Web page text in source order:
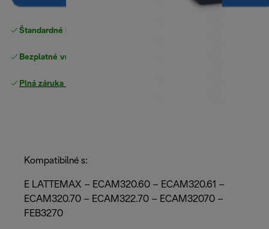
Štandardné bezplatné doručenie
Bezplatné vrátenie tovaru
Plná záruka výrobcu
Kompatibilné s:
E LATTEMAX – ECAM320.60 – ECAM320.61 –
ECAM320.70 – ECAM322.70 – ECAM32070 –
FEB3270